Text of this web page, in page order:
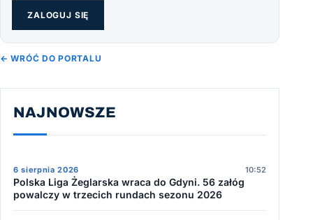
ZALOGUJ SIĘ
← WRÓĆ DO PORTALU
NAJNOWSZE
6 sierpnia 2026 10:52
Polska Liga Żeglarska wraca do Gdyni. 56 załóg
powalczy w trzecich rundach sezonu 2026